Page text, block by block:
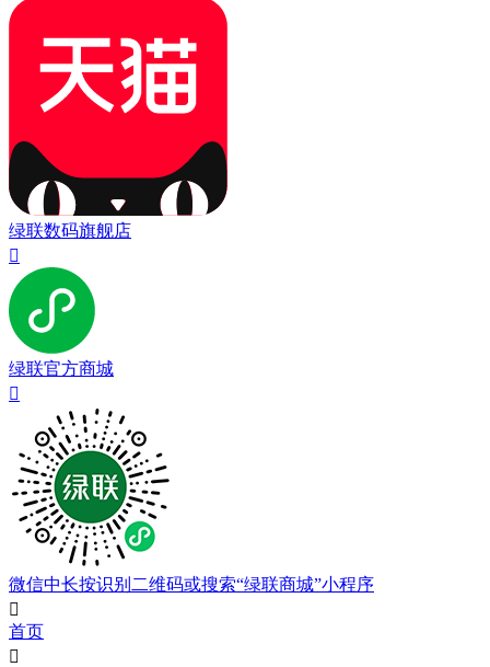
绿联数码旗舰店

绿联官方商城

微信中长按识别二维码或搜索“绿联商城”小程序

首页
